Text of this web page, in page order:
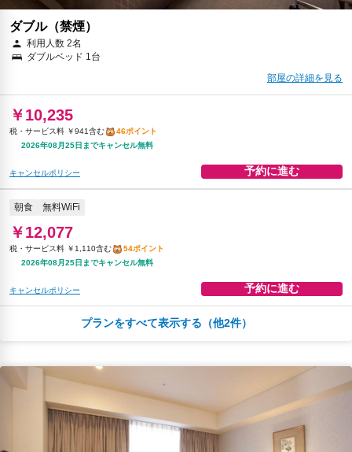
ダブル（禁煙）
利用人数 2名
ダブルベッド 1台
部屋の詳細を見る
￥10,235
税・サービス料 ￥941含む
46ポイント
2026年08月25日までキャンセル無料
キャンセルポリシー 予約に進む
朝食 無料WiFi
￥12,077
税・サービス料 ￥1,110含む
54ポイント
2026年08月25日までキャンセル無料
キャンセルポリシー 予約に進む
コーヒー/ティー 無料WiFi
税・サービス料 ￥2,153含む
51ポイント
2026年08月19日までキャンセル無料
キャンセルポリシー 予約に進む
駐車場 コーヒー/ティー 無料WiFi
プランをすべて表示する（他2件）